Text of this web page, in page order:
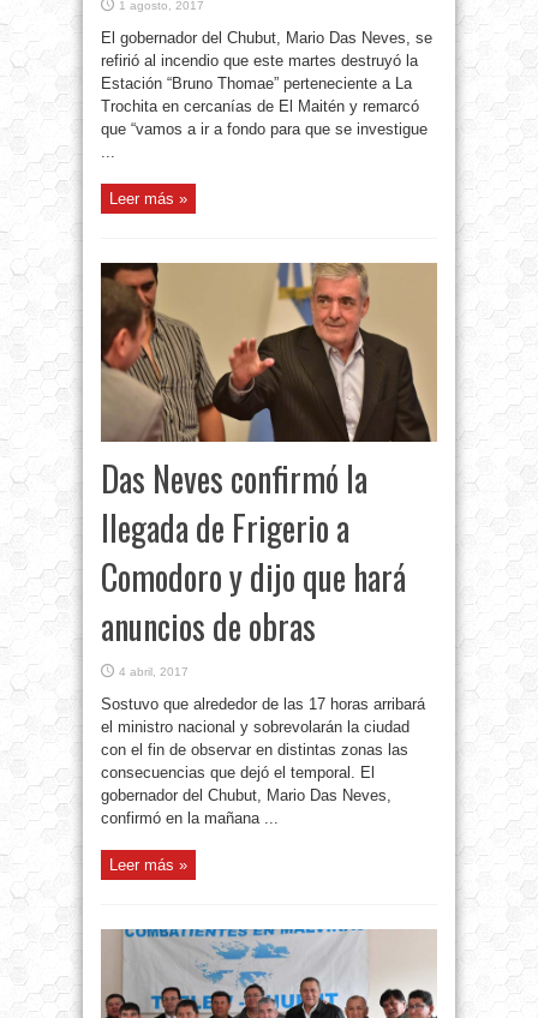
1 agosto, 2017
El gobernador del Chubut, Mario Das Neves, se
refirió al incendio que este martes destruyó la
Estación “Bruno Thomae” perteneciente a La
Trochita en cercanías de El Maitén y remarcó
que “vamos a ir a fondo para que se investigue
...
Leer más »
Das Neves confirmó la
llegada de Frigerio a
Comodoro y dijo que hará
anuncios de obras
4 abril, 2017
Sostuvo que alrededor de las 17 horas arribará
el ministro nacional y sobrevolarán la ciudad
con el fin de observar en distintas zonas las
consecuencias que dejó el temporal. El
gobernador del Chubut, Mario Das Neves,
confirmó en la mañana ...
Leer más »